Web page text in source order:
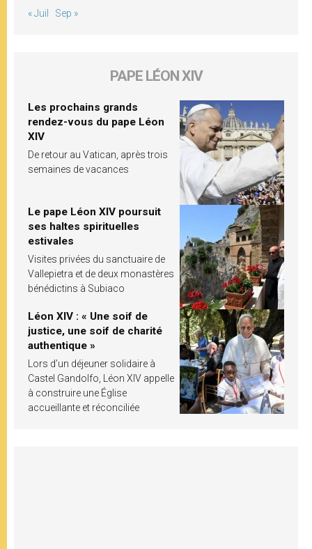
« Juil Sep »
PAPE LÉON XIV
Les prochains grands
rendez-vous du pape Léon
XIV
De retour au Vatican, après trois
semaines de vacances
Le pape Léon XIV poursuit
ses haltes spirituelles
estivales
Visites privées du sanctuaire de
Vallepietra et de deux monastères
bénédictins à Subiaco
Léon XIV : « Une soif de
justice, une soif de charité
authentique »
Lors d’un déjeuner solidaire à
Castel Gandolfo, Léon XIV appelle
à construire une Église
accueillante et réconciliée